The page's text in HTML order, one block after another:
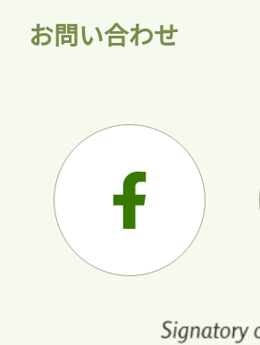
お問い合わせ